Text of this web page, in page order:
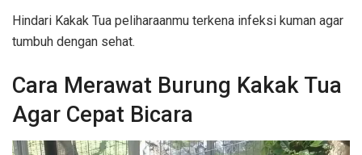
Hindari Kakak Tua peliharaanmu terkena infeksi kuman agar
tumbuh dengan sehat.
Cara Merawat Burung Kakak Tua
Agar Cepat Bicara